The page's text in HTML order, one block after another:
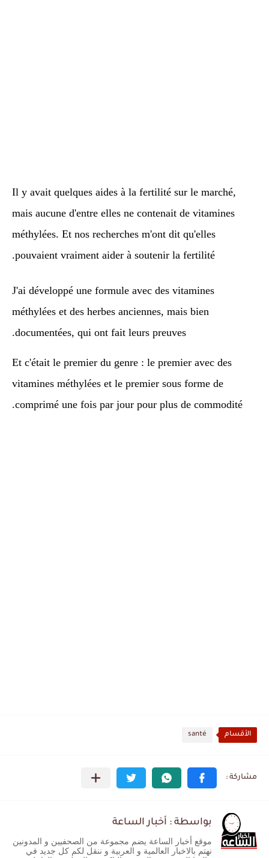
Il y avait quelques aides à la fertilité sur le marché,
mais aucune d'entre elles ne contenait de vitamines
méthylées. Et nos recherches m'ont dit qu'elles
pouvaient vraiment aider à soutenir la fertilité.
J'ai développé une formule avec des vitamines
méthylées et des herbes anciennes, mais bien
documentées, qui ont fait leurs preuves.
Et c'était le premier du genre : le premier avec des
vitamines méthylées et le premier sous forme de
comprimé une fois par jour pour plus de commodité.
الأقسام santé
بواسطة : أخبار الساعة
موقع أخبار الساعة يضم مجموعة من الصحفيين و المدونين
نهتم بالاخبار العالمية و العربية و ننقل لكم كل جديد في